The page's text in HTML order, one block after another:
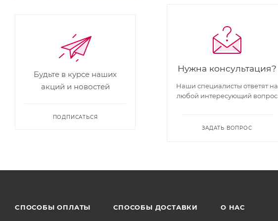
Нужна консультация?
Наши специалисты ответят на
любой интересующий вопрос
ЗАДАТЬ ВОПРОС
Будьте в курсе наших
акций и новостей
ПОДПИСАТЬСЯ
CПОСОБЫ ОПЛАТЫ СПОСОБЫ ДОСТАВКИ О НАС